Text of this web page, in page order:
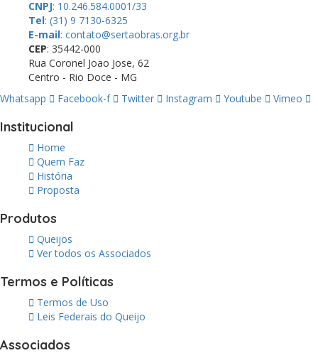
CNPJ: 10.246.584.0001/33
Tel: (31) 9 7130-6325
E-mail: contato@sertaobras.org.br
CEP: 35442-000
Rua Coronel Joao Jose, 62
Centro - Rio Doce - MG
Whatsapp
Facebook-f Twitter Instagram Youtube Vimeo
Institucional
Home
Quem Faz
História
Proposta
Produtos
Queijos
Ver todos os Associados
Termos e Políticas
Termos de Uso
Leis Federais do Queijo
Associados